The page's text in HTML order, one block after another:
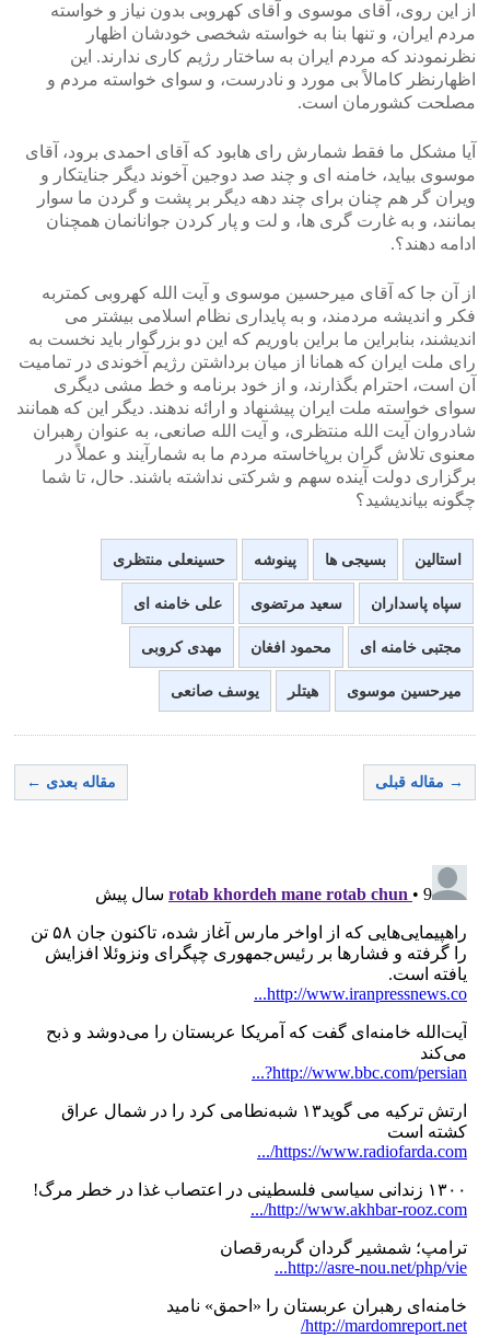
از این روی، آقای موسوی و آقای کهروبی بدون نیاز و خواسته
مردم ایران، و تنها بنا به خواسته شخصی خودشان اظهار
نظرنمودند که مردم ایران به ساختار رژیم کاری ندارند. این
اظهارنظر کامالاً بی مورد و نادرست، و سوای خواسته مردم و
مصلحت کشورمان است.
آیا مشکل ما فقط شمارش رای هابود که آقای احمدی برود، آقای
موسوی بیاید، خامنه ای و چند صد دوجین آخوند دیگر جنایتکار و
ویران گر هم چنان برای چند دهه دیگر بر پشت و گردن ما سوار
بمانند، و به غارت گری ها، و لت و پار کردن جوانانمان همچنان
ادامه دهند؟.
از آن جا که آقای میرحسین موسوی و آیت الله کهروبی کمتربه
فکر و اندیشه مردمند، و به پایداری نظام اسلامی بیشتر می
اندیشند، بنابراین ما براین باوریم که این دو بزرگوار باید نخست به
رای ملت ایران که همانا از میان برداشتن رژیم آخوندی در تمامیت
آن است، احترام بگذارند، و از خود برنامه و خط مشی دیگری
سوای خواسته ملت ایران پیشنهاد و ارائه ندهند. دیگر این که همانند
شادروان آیت الله منتظری، و آیت الله صانعی، به عنوان رهبران
معنوی تلاش گران برپاخاسته مردم ما به شمارآیند و عملاً در
برگزاری دولت آینده سهم و شرکتی نداشته باشند. حال، تا شما
چگونه بیاندیشید؟
استالین بسیجی ها پینوشه حسینعلی منتظری
سپاه پاسداران سعید مرتضوی علی خامنه ای
مجتبی خامنه ای محمود افغان مهدی کروبی
میرحسین موسوی هیتلر یوسف صانعی
→ مقاله قبلی مقاله بعدی ←